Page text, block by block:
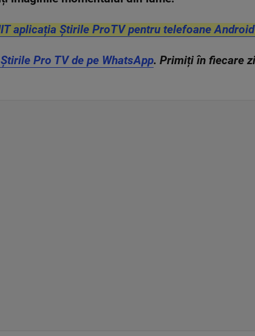
aplicația Știrile ProTV pentru telefoane
Pro TV de pe WhatsApp. Primiți în fiecare